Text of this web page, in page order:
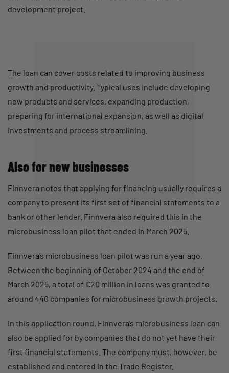
development project.
The loan can cover costs related to improving business
growth and productivity. Typical uses include developing
new products and services, expanding production,
preparing for international expansion, as well as digital
investments and process streamlining.
Also for new businesses
Finnvera notes that applying for financing usually requires a
company to present its first set of financial statements to a
bank or other lender. Finnvera also required this in the
microbusiness loan pilot that ended in March 2025.
Finnvera’s microbusiness loan pilot was run a year ago.
Between the beginning of October 2024 and the end of
March 2025, a total of €20 million in loans was granted to
around 440 companies for microbusiness growth projects.
In this application round, Finnvera’s microbusiness loan can
also be applied for by companies that do not yet have their
first financial statements. The company must, however, be
established and entered in the Trade Register.